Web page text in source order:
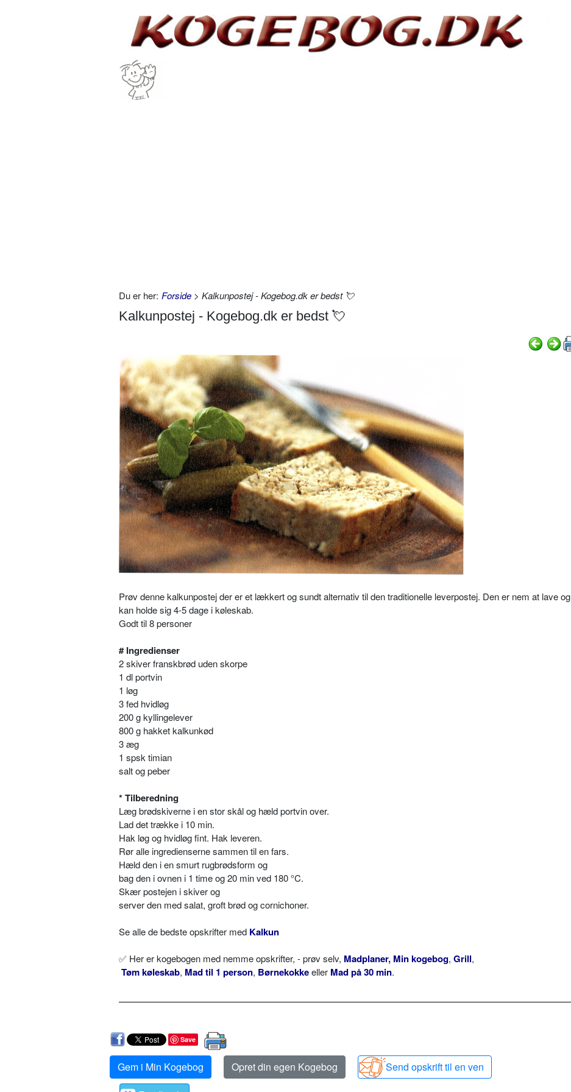
Du er her: Forside > Kalkunpostej - Kogebog.dk er bedst 💘
Kalkunpostej - Kogebog.dk er bedst 💘
Prøv denne kalkunpostej der er et lækkert og sundt alternativ til den traditionelle leverpostej. Den er nem at lave og
kan holde sig 4-5 dage i køleskab.
Godt til 8 personer
# Ingredienser
2 skiver franskbrød uden skorpe
1 dl portvin
1 løg
3 fed hvidløg
200 g kyllingelever
800 g hakket kalkunkød
3 æg
1 spsk timian
salt og peber
* Tilberedning
Læg brødskiverne i en stor skål og hæld portvin over.
Lad det trække i 10 min.
Hak løg og hvidløg fint. Hak leveren.
Rør alle ingredienserne sammen til en fars.
Hæld den i en smurt rugbrødsform og
bag den i ovnen i 1 time og 20 min ved 180 °C.
Skær postejen i skiver og
server den med salat, groft brød og cornichoner.
Se alle de bedste opskrifter med Kalkun
✅ Her er kogebogen med nemme opskrifter, - prøv selv, Madplaner, Min kogebog, Grill,
Tøm køleskab, Mad til 1 person, Børnekokkeeller Mad på 30 min.
Save
Gem i Min Kogebog Opret din egen Kogebog
Send opskrift til en ven